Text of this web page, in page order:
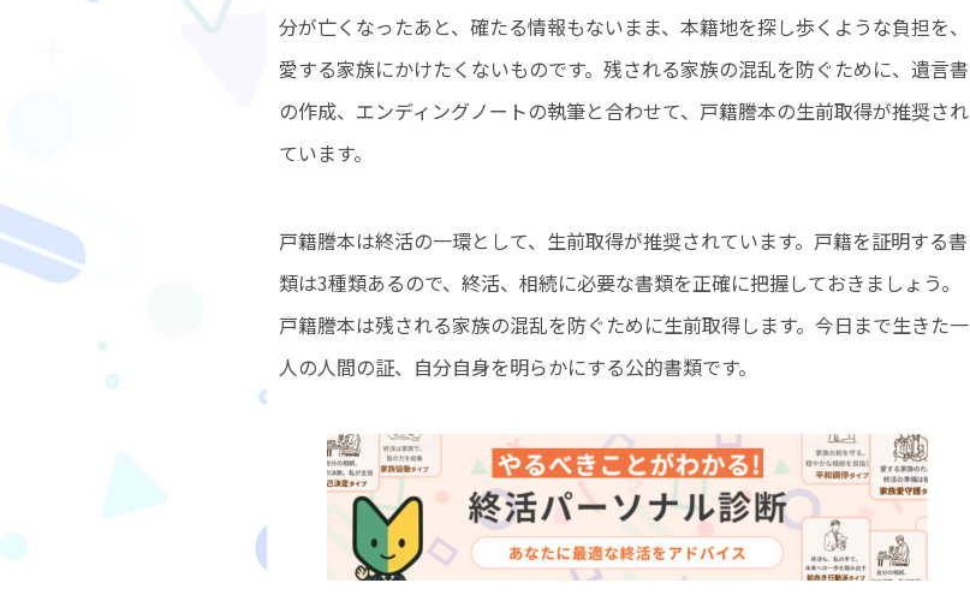
分が亡くなったあと、確たる情報もないまま、本籍地を探し歩くような負担を、
愛する家族にかけたくないものです。残される家族の混乱を防ぐために、遺言書
の作成、エンディングノートの執筆と合わせて、戸籍謄本の生前取得が推奨され
ています。
戸籍謄本は終活の一環として、生前取得が推奨されています。戸籍を証明する書
類は3種類あるので、終活、相続に必要な書類を正確に把握しておきましょう。
戸籍謄本は残される家族の混乱を防ぐために生前取得します。今日まで生きた一
人の人間の証、自分自身を明らかにする公的書類です。